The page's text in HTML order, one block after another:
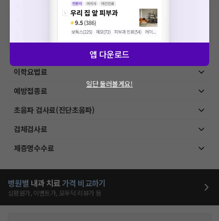
한 가격은 해당 의료기관에 직접 문의해주세요.
급여 항목의 경우, 건강보험심사평가원에 고지되어 있는 급여 진료 기준 가
격입니다. (진료와 연관된 복합적인 비용이 추가되어, 병원마다 금액이 다르게
산정될 수 있는 점 참고 바랍니다.)
※ 이벤트가, 할인가는VAT 포함
이학요법료
예방접종료
초음파 검사료(진단초음파)
검체검사료
제증명수수료
병원별 내과 치료가격 비교하기
심평원가, 이벤트가, 모두닥 리뷰가 등
앱 다운로드
일단 둘러볼게요!